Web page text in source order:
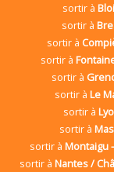
sortir à
sortir à
sortir à
sortir à
sortir à
sortir à Le
sortir à
sortir à
sortir à Montaigu
sortir àNantes /